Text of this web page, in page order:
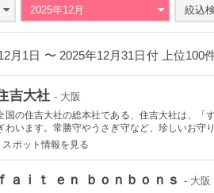
2025年12月 絞込
月1日 〜 2025年12月31日付 上位100
吉大社 - 大阪
国の住吉大社の総本社である、住吉大社は、「
わいます。常勝守やうさぎ守など、珍しいお守
スポット情報を見る
ｆａｉｔ ｅｎ ｂｏｎｂｏｎｓ - 大阪